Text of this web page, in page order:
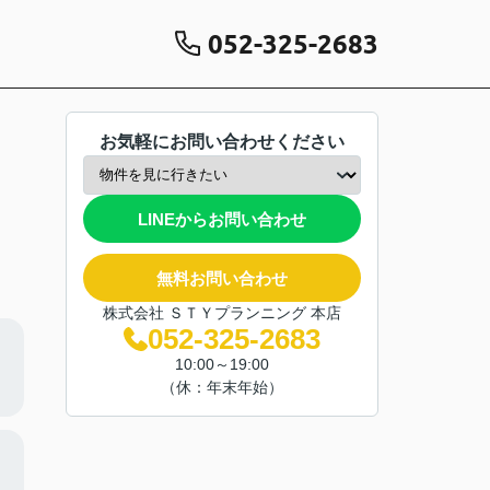
052-325-2683
お気軽にお問い合わせください
LINEからお問い合わせ
無料お問い合わせ
株式会社 ＳＴＹプランニング 本店
052-325-2683
10:00～19:00
（休：年末年始）